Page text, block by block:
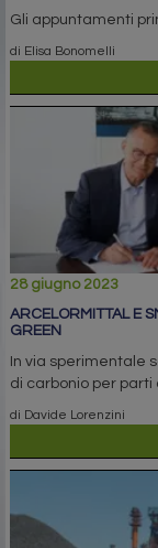
Gli appuntamenti
di Elisa Bonomelli
28 giugno 2023
ARCELORMITTAL E
GREEN
In via sperimentale
di carbonio per parti
di Davide Lorenzini